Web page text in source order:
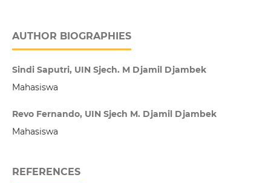
AUTHOR BIOGRAPHIES
Sindi Saputri, UIN Sjech. M Djamil Djambek
Mahasiswa
Revo Fernando, UIN Sjech M. Djamil Djambek
Mahasiswa
REFERENCES